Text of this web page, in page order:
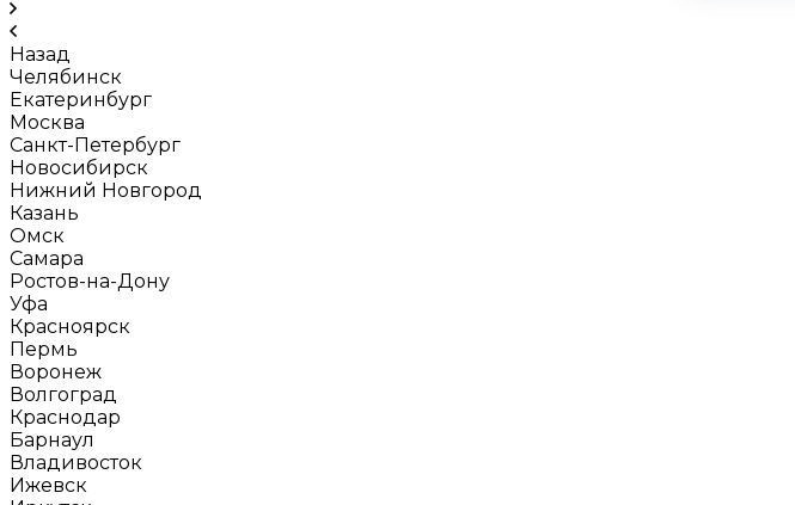
Назад
Челябинск
Екатеринбург
Москва
Санкт-Петербург
Новосибирск
Нижний Новгород
Казань
Омск
Самара
Ростов-на-Дону
Уфа
Красноярск
Пермь
Воронеж
Волгоград
Краснодар
Барнаул
Владивосток
Ижевск